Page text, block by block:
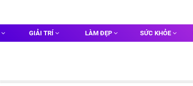
GIẢI TRÍ LÀM ĐẸP SỨC KHỎE